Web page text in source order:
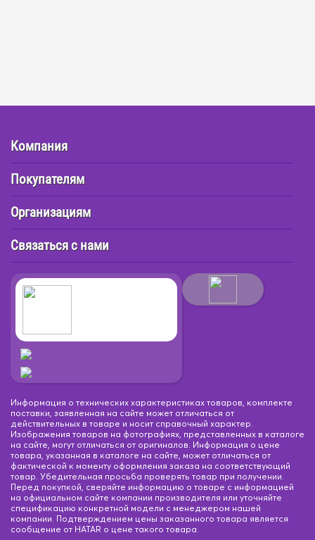
Компания
Покупателям
Организациям
Связаться с нами
Информация о технических характеристиках товаров, комплекте
поставки, заявленная на сайте может отличаться от
действительных в товаре и носит справочный характер.
Изображения товаров на фотографиях, представленных в каталоге
на сайте, могут отличаться от оригиналов. Информация о цене
товара, указанная в каталоге на сайте, может отличаться от
фактической к моменту оформления заказа на соответствующий
товар. Убедительная просьба проверять товар при получении.
Перед покупкой, сверяйте информацию о товаре с информацией
на официальном сайте компании производителя или уточняйте
спецификацию конкретной модели с менеджером нашей
компании. Подтверждением цены заказанного товара является
сообщение от HATAR о цене такого товара.